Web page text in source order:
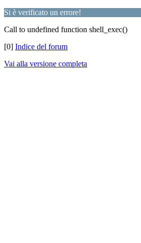
Si è verificato un errore!
Call to undefined function shell_exec()
[0] Indice del forum
Vai alla versione completa